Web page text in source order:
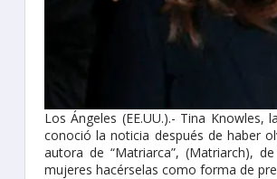
Los Ángeles (EE.UU.).- Tina
conoció la noticia después de haber
autora de “Matriarca”, (Matriarch),
mujeres hacérselas como forma de